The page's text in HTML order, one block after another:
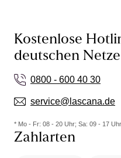
Kostenlose
deutschen
0800 - 600 40 30
service@lascana.de
* Mo - Fr: 08 - 20 Uhr; Sa: 09 - 17
Zahlarten